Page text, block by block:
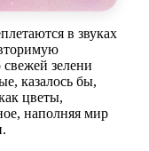
в звуках
зелени
казалось бы,
цветы,
наполняя мир